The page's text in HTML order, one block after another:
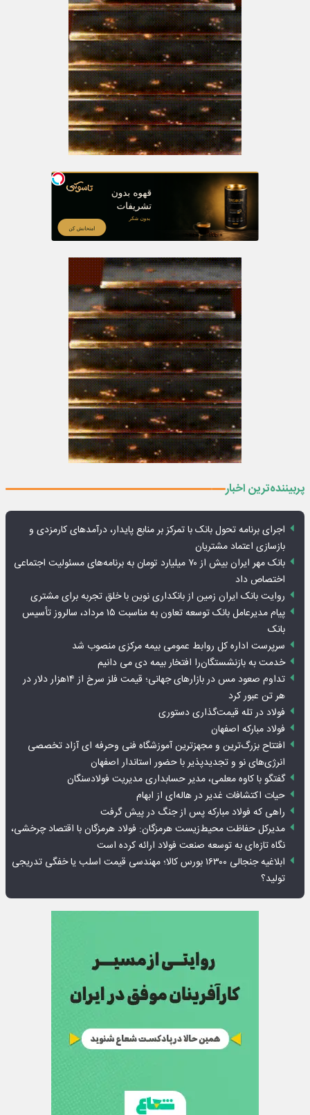
پربیننده‌ترین اخبار
اجرای برنامه تحول بانک با تمرکز بر منابع پایدار، درآمدهای کارمزدی و
بازسازی اعتماد مشتریان
بانک مهر ایران بیش از ۷۰ میلیارد تومان به برنامه‌های مسئولیت اجتماعی
اختصاص داد
روایت بانک ایران زمین از بانکداری نوین با خلق تجربه برای مشتری
پیام مدیرعامل بانک توسعه تعاون به مناسبت ۱۵ مرداد، سالروز تأسیس
بانک
سرپرست اداره کل روابط عمومی بیمه مرکزی منصوب شد
خدمت به بازنشستگان‌را افتخار بیمه دی می دانیم
تداوم صعود مس در بازارهای جهانی؛ قیمت فلز سرخ از ۱۴هزار دلار در
هر تن عبور کرد
فولاد در تله قیمت‌گذاری دستوری
فولاد مبارکه اصفهان
افتتاح بزرگ‌ترین و مجهزترین آموزشگاه فنی وحرفه ای آزاد تخصصی
انرژی‌های نو و تجدیدپذیر با حضور استاندار اصفهان
گفتگو با کاوه معلمی، مدیر حسابداری مدیریت فولادسنگان
حیات اکتشافات غدیر در هاله‌ای از ابهام
راهی که فولاد مبارکه پس از جنگ در پیش گرفت
مدیرکل حفاظت محیط‌زیست هرمزگان: فولاد هرمزگان با اقتصاد چرخشی،
نگاه تازه‌ای به توسعه صنعت فولاد ارائه کرده است
ابلاغیه جنجالی ۱۶۳۰۰ بورس کالا؛ مهندسی قیمت اسلب یا خفگی تدریجی
تولید؟